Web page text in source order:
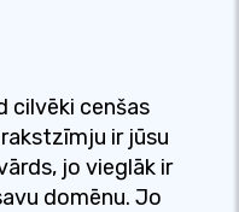
cilvēki cenšas
ir jūsu
jo vieglāk ir
domēnu. Jo